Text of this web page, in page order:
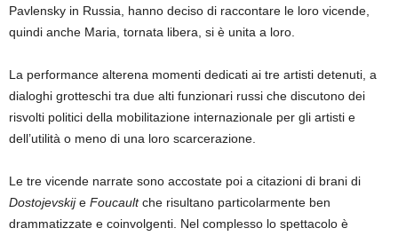
Pavlensky in Russia, hanno deciso di raccontare le loro vicende,
quindi anche Maria, tornata libera, si è unita a loro.
La performance alterena momenti dedicati ai tre artisti detenuti, a
dialoghi grotteschi tra due alti funzionari russi che discutono dei
risvolti politici della mobilitazione internazionale per gli artisti e
dell’utilità o meno di una loro scarcerazione.
Le tre vicende narrate sono accostate poi a citazioni di brani di
Dostojevskije Foucaultche risultano particolarmente ben
drammatizzate e coinvolgenti. Nel complesso lo spettacolo è